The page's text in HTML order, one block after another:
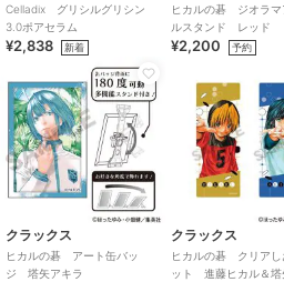
Celladix グリシルグリシン
3.0ポアセラム
¥2,838 新着
ヒカルの碁 ジオラマ
ルスタンド レッド
¥2,200 予約
クラックス
ヒカルの碁 アート缶バッ
ジ 塔矢アキラ
クラックス
ヒカルの碁 クリアし
ット 進藤ヒカル＆塔